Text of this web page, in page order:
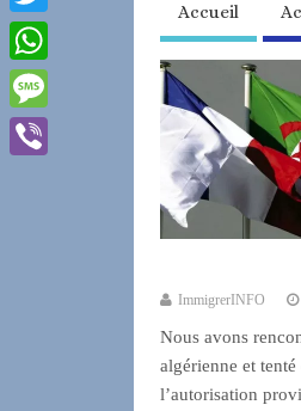
Accueil
ImmigrerINFO
Nous avons
algérienne et
l’autorisation
Twitter
WhatsApp
Message